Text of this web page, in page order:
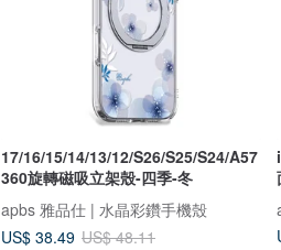
17/16/15/14/13/12/S26/S25/S24/A57
360旋轉磁吸立架殼-四季-冬
apbs 雅品仕 | 水晶彩鑽手機殼
US$ 38.49 US$ 48.11